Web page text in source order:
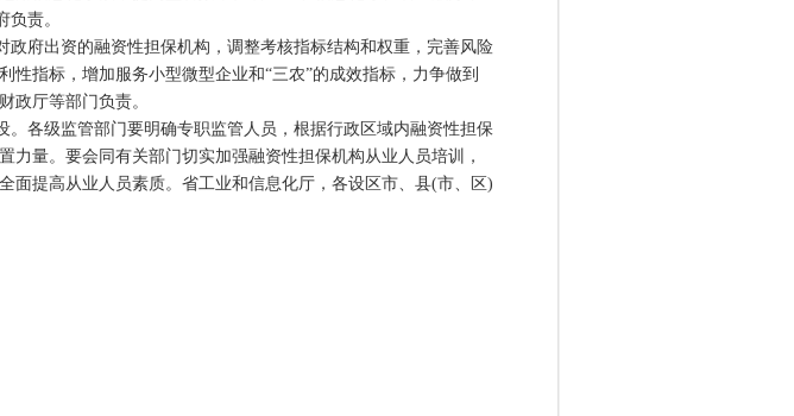
责。
府出资的融资性担保机构，调整考核指标结构和权重，完善风险
性指标，增加服务小型微型企业和“三农”的成效指标，力争做到
政厅等部门负责。
各级监管部门要明确专职监管人员，根据行政区域内融资性担保
力量。要会同有关部门切实加强融资性担保机构从业人员培训，
面提高从业人员素质。省工业和信息化厅，各设区市、县(市、区)